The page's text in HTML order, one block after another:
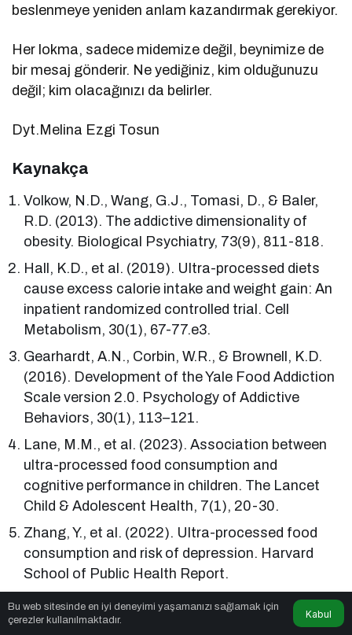
beslenmeye yeniden anlam kazandırmak gerekiyor.
Her lokma, sadece midemize değil, beynimize de
bir mesaj gönderir. Ne yediğiniz, kim olduğunuzu
değil; kim olacağınızı da belirler.
Dyt.Melina Ezgi Tosun
Kaynakça
Volkow, N.D., Wang, G.J., Tomasi, D., & Baler,
R.D. (2013). The addictive dimensionality of
obesity. Biological Psychiatry, 73(9), 811-818.
Hall, K.D., et al. (2019). Ultra-processed diets
cause excess calorie intake and weight gain: An
inpatient randomized controlled trial. Cell
Metabolism, 30(1), 67-77.e3.
Gearhardt, A.N., Corbin, W.R., & Brownell, K.D.
(2016). Development of the Yale Food Addiction
Scale version 2.0. Psychology of Addictive
Behaviors, 30(1), 113–121.
Lane, M.M., et al. (2023). Association between
ultra-processed food consumption and
cognitive performance in children. The Lancet
Child & Adolescent Health, 7(1), 20-30.
Zhang, Y., et al. (2022). Ultra-processed food
consumption and risk of depression. Harvard
School of Public Health Report.
Kaynak: guzelantalya.com & bihaber.tr köşe yazarı
Melina Ezgi Tosun
Bu web sitesinde en iyi deneyimi yaşamanızı sağlamak için
çerezler kullanılmaktadır.
Kabul